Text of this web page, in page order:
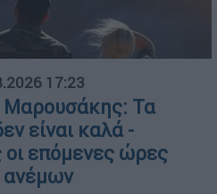
17:23
Μαρουσάκης: Τα
είναι καλά -
επόμενες ώρες